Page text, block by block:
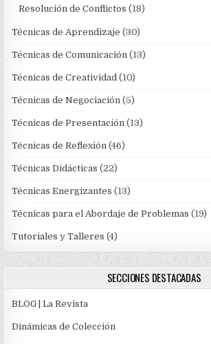
Resolución de Conflictos (18)
Técnicas de Aprendizaje (30)
Técnicas de Comunicación (13)
Técnicas de Creatividad (10)
Técnicas de Negociación (5)
Técnicas de Presentación (13)
Técnicas de Reflexión (46)
Técnicas Didácticas (22)
Técnicas Energizantes (13)
Técnicas para el Abordaje de Problemas (19)
Tutoriales y Talleres (4)
SECCIONES DESTACADAS
BLOG | La Revista
Dinámicas de Colección